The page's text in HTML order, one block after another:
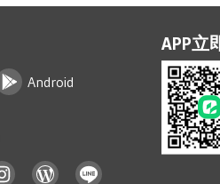
Android
APP立